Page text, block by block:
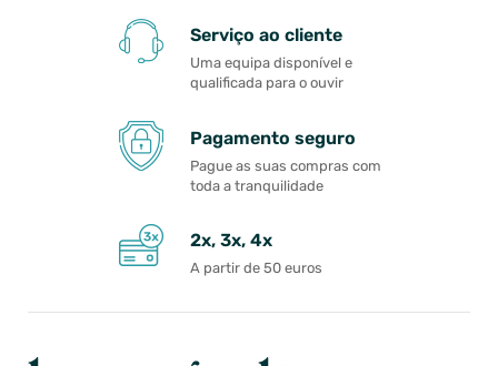
Serviço ao cliente
Uma equipa disponível e
qualificada para o ouvir
Pagamento seguro
Pague as suas compras com
toda a tranquilidade
2x, 3x, 4x
A partir de 50 euros